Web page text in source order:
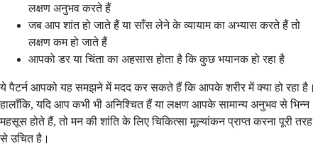
लक्षण अनुभव करते हैं
जब आप शांत हो जाते हैं या साँस लेने के व्यायाम का अभ्यास करते हैं तो
लक्षण कम हो जाते हैं
आपको डर या चिंता का अहसास होता है कि कुछ भयानक हो रहा है
ये पैटर्न आपको यह समझने में मदद कर सकते हैं कि आपके शरीर में क्या हो रहा है।
हालाँकि, यदि आप कभी भी अनिश्चित हैं या लक्षण आपके सामान्य अनुभव से भिन्न
महसूस होते हैं, तो मन की शांति के लिए चिकित्सा मूल्यांकन प्राप्त करना पूरी तरह
से उचित है।